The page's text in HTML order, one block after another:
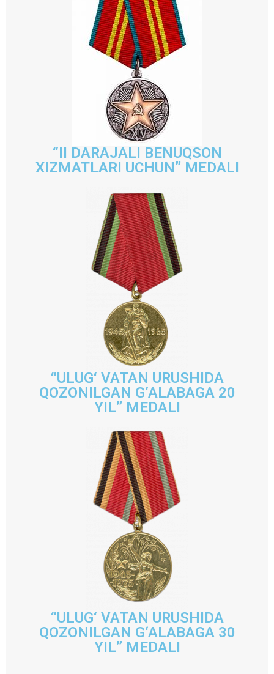
“II DARAJALI BENUQSON
XIZMATLARI UCHUN” MEDALI
“ULUG‘ VATAN URUSHIDA
QOZONILGAN G‘ALABAGA 20
YIL” MEDALI
“ULUG‘ VATAN URUSHIDA
QOZONILGAN G‘ALABAGA 30
YIL” MEDALI